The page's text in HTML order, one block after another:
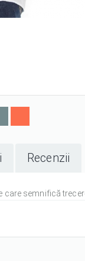
Recenzii
care semnifică